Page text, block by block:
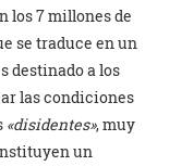
los 7 millones de
se traduce en un
destinado a los
las condiciones
«disidentes», muy
un